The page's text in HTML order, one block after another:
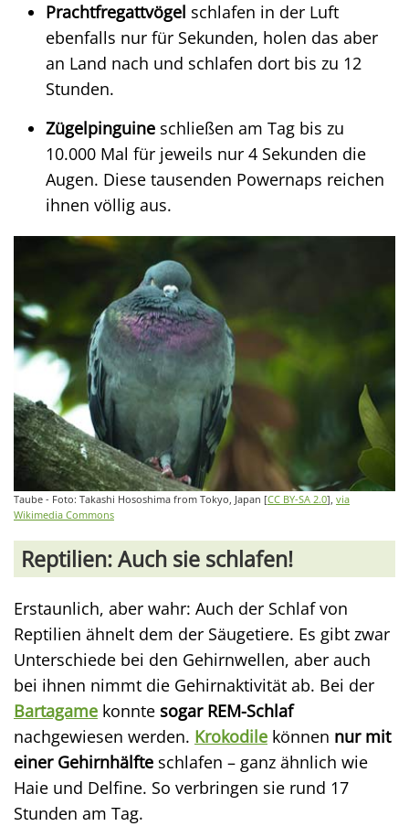
Prachtfregattvögel schlafen in der Luft
ebenfalls nur für Sekunden, holen das aber
an Land nach und schlafen dort bis zu 12
Stunden.
Zügelpinguine schließen am Tag bis zu
10.000 Mal für jeweils nur 4 Sekunden die
Augen. Diese tausenden Powernaps reichen
ihnen völlig aus.
Taube - Foto: Takashi Hososhima from Tokyo, Japan [CC BY-SA 2.0], via
Wikimedia Commons
Reptilien: Auch sie schlafen!
Erstaunlich, aber wahr: Auch der Schlaf von
Reptilien ähnelt dem der Säugetiere. Es gibt zwar
Unterschiede bei den Gehirnwellen, aber auch
bei ihnen nimmt die Gehirnaktivität ab. Bei der
Bartagame konnte sogar REM-Schlaf
nachgewiesen werden. Krokodile können nur mit
einer Gehirnhälfte schlafen – ganz ähnlich wie
Haie und Delfine. So verbringen sie rund 17
Stunden am Tag.